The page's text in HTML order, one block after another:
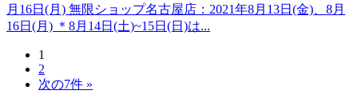
月16日(月) 無限ショップ名古屋店：2021年8月13日(金)、8月
16日(月) ＊8月14日(土)~15日(日)は...
1
2
次の7件 »